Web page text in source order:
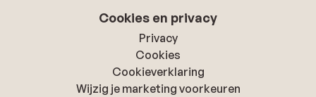
Cookies en privacy
Privacy
Cookies
Cookieverklaring
Wijzig je marketing voorkeuren